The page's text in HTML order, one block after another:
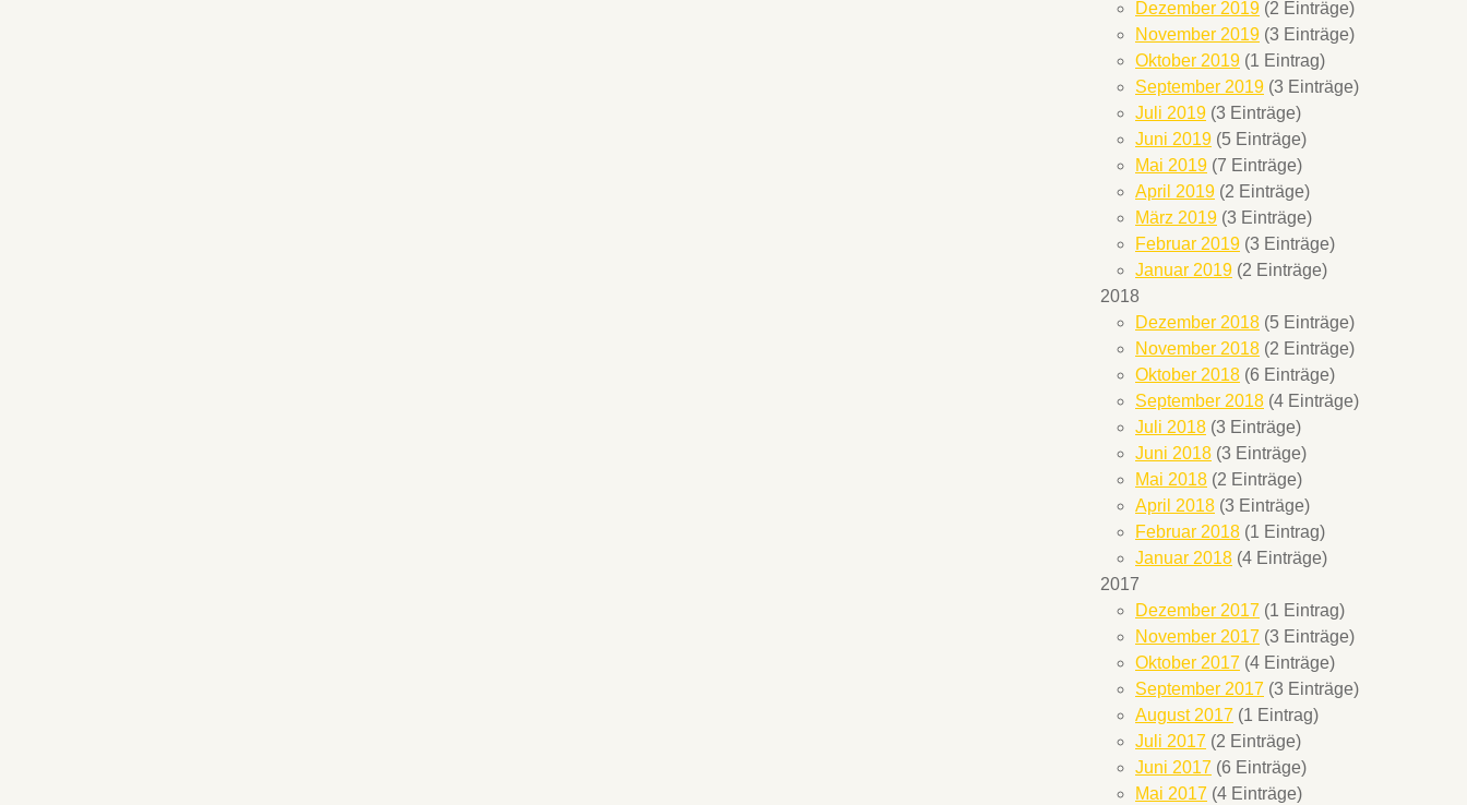
Dezember 2019 (2 Einträge)
November 2019 (3 Einträge)
Oktober 2019 (1 Eintrag)
September 2019 (3 Einträge)
Juli 2019 (3 Einträge)
Juni 2019 (5 Einträge)
Mai 2019 (7 Einträge)
April 2019 (2 Einträge)
März 2019 (3 Einträge)
Februar 2019 (3 Einträge)
Januar 2019 (2 Einträge)
2018
Dezember 2018 (5 Einträge)
November 2018 (2 Einträge)
Oktober 2018 (6 Einträge)
September 2018 (4 Einträge)
Juli 2018 (3 Einträge)
Juni 2018 (3 Einträge)
Mai 2018 (2 Einträge)
April 2018 (3 Einträge)
Februar 2018 (1 Eintrag)
Januar 2018 (4 Einträge)
2017
Dezember 2017 (1 Eintrag)
November 2017 (3 Einträge)
Oktober 2017 (4 Einträge)
September 2017 (3 Einträge)
August 2017 (1 Eintrag)
Juli 2017 (2 Einträge)
Juni 2017 (6 Einträge)
Mai 2017 (4 Einträge)